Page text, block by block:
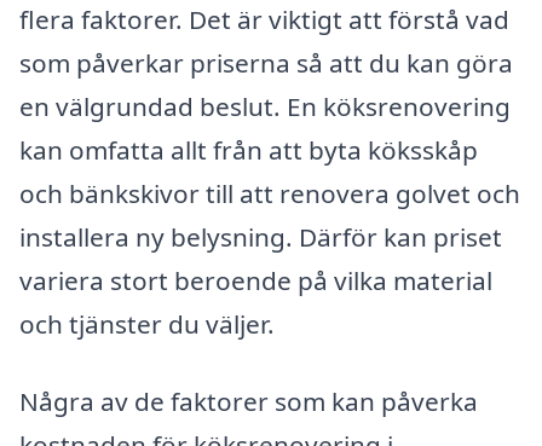
flera faktorer. Det är viktigt att förstå vad
som påverkar priserna så att du kan göra
en välgrundad beslut. En köksrenovering
kan omfatta allt från att byta köksskåp
och bänkskivor till att renovera golvet och
installera ny belysning. Därför kan priset
variera stort beroende på vilka material
och tjänster du väljer.
Några av de faktorer som kan påverka